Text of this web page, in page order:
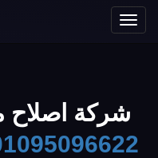
Toggle
شركة اصلاح